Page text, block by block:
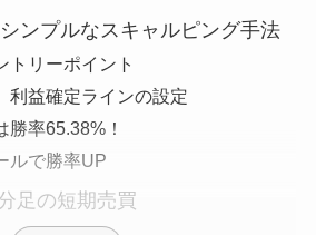
ンプルなスキャルピング手法
トリーポイント
利益確定ラインの設定
勝率65.38%！
ルで勝率UP
足の短期売買